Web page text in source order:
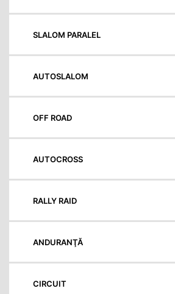
SLALOM PARALEL
AUTOSLALOM
OFF ROAD
AUTOCROSS
RALLY RAID
ANDURANŢĂ
CIRCUIT